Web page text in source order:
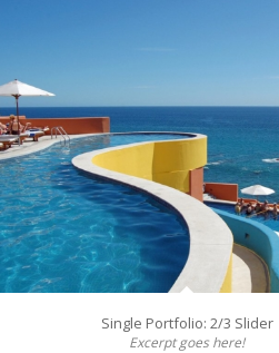
Single Portfolio: 2/3 Slider
Excerpt goes here!